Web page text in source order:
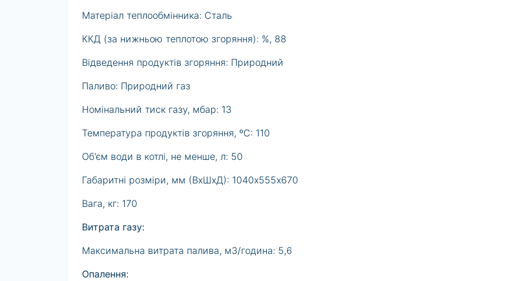
Матеріал теплообмінника: Сталь
ККД (за нижньою теплотою згоряння): %, 88
Відведення продуктів згоряння: Природний
Паливо: Природний газ
Номінальний тиск газу, мбар: 13
Температура продуктів згоряння, ºС: 110
Об'єм води в котлі, не менше, л: 50
Габаритні розміри, мм (ВхШхД): 1040х555х670
Вага, кг: 170
Витрата газу:
Максимальна витрата палива, м3/година: 5,6
Опалення: